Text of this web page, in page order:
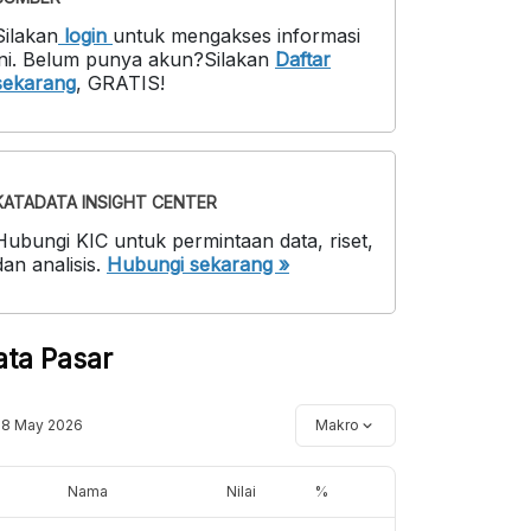
login untuk mengakses informasi
. Belum punya akun?Silakan Daftar
, GRATIS!
INSIGHT CENTER
KIC untuk permintaan data, riset,
analisis. Hubungi sekarang »
Pasar
May 2026 Makro
Nama Nilai %